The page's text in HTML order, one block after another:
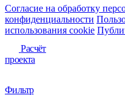
Согласие на обработку
конфиденциальности
использования сookie
Расчёт
проекта
Фильтр